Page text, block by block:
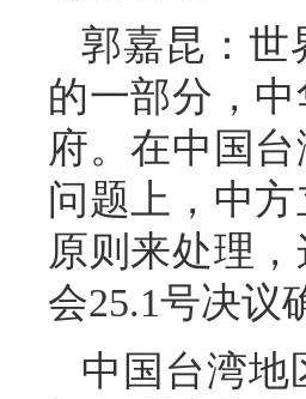
郭嘉昆：世
的一部分，
府。在中国
问题上，中
原则来处理
会25.1号决议
中国台湾地